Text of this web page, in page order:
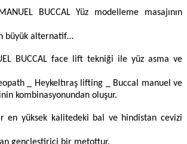
BUCCAL Yüz modelleme masajının
büyük alternatif…
BUCCAL face lift tekniği ile yüz asma ve
_ Heykeltıraş lifting _ Buccal manuel ve
kombinasyonundan oluşur.
en yüksek kalitedeki bal ve hindistan cevizi